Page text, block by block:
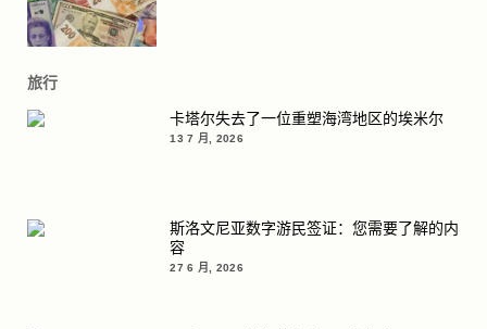
旅行
卡塔尔失去了一位重塑海湾地区的埃米尔
13 7 月, 2026
斯洛文尼亚数字游民签证：您需要了解的内
容
27 6 月, 2026